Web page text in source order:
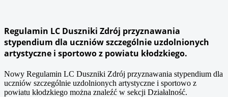
Regulamin LC Duszniki Zdrój przyznawania
stypendium dla uczniów szczególnie uzdolnionych
artystyczne i sportowo z powiatu kłodzkiego.
Nowy Regulamin LC Duszniki Zdrój przyznawania stypendium dla
uczniów szczególnie uzdolnionych artystyczne i sportowo z
powiatu kłodzkiego można znaleźć w sekcji Działalność.